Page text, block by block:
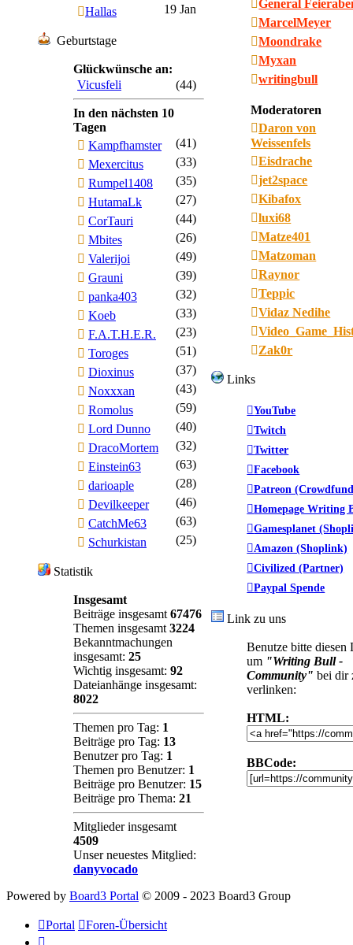
Hallas
19 Jan
Geburtstage
Glückwünsche an:
Vicusfeli
(44)
In den nächsten 10
Tagen
Kampfhamster
(41)
Mexercitus
(33)
Rumpel1408
(35)
HutamaLk
(27)
CorTauri
(44)
Mbites
(26)
Valerijoi
(49)
Grauni
(39)
panka403
(32)
Koeb
(33)
F.A.T.H.E.R.
(23)
Toroges
(51)
Dioxinus
(37)
Noxxxan
(43)
Romolus
(59)
Lord Dunno
(40)
DracoMortem
(32)
Einstein63
(63)
darioaple
(28)
Devilkeeper
(46)
CatchMe63
(63)
Schurkistan
(25)
Statistik
Insgesamt
Beiträge insgesamt 67476
Themen insgesamt 3224
Bekanntmachungen
insgesamt: 25
Wichtig insgesamt: 92
Dateianhänge insgesamt:
8022
Themen pro Tag: 1
Beiträge pro Tag: 13
Benutzer pro Tag: 1
Themen pro Benutzer: 1
Beiträge pro Benutzer: 15
Beiträge pro Thema: 21
Mitglieder insgesamt
4509
Unser neuestes Mitglied:
danyvocado
General
MarcelMeyer
Moondrake
Myxan
writingbull
Moderatoren
Daron von
Weissenfels
Eisdrache
jet2space
Kibafox
luxi68
Matze401
Matzoman
Raynor
Teppic
Vidaz Nedihe
Zak0r
Links
YouTube
Twitch
Twitter
Facebook
Patreon
Homepage Writing
Gamesplanet
Amazon (Shoplink)
Civilized (Partner)
Paypal Spende
Link zu uns
Benutze bitte diesen
um "Writing Bull -
Community" bei dir
verlinken:
HTML:
BBCode:
Powered by Board3 Portal © 2009 - 2023 Board3 Group
Portal Foren-Übersicht